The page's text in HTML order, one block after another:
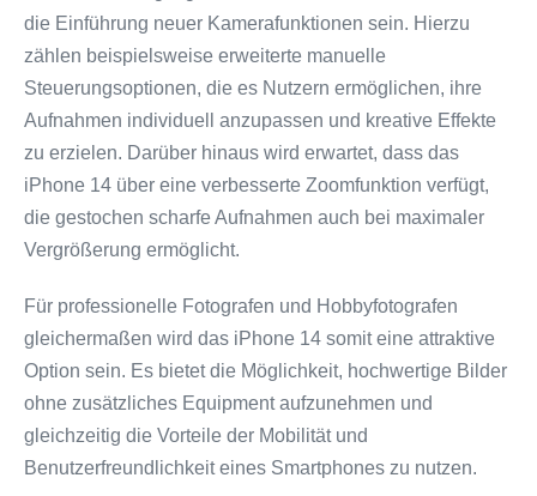
die Einführung neuer Kamerafunktionen sein. Hierzu
zählen beispielsweise erweiterte manuelle
Steuerungsoptionen, die es Nutzern ermöglichen, ihre
Aufnahmen individuell anzupassen und kreative Effekte
zu erzielen. Darüber hinaus wird erwartet, dass das
iPhone 14 über eine verbesserte Zoomfunktion verfügt,
die gestochen scharfe Aufnahmen auch bei maximaler
Vergrößerung ermöglicht.
Für professionelle Fotografen und Hobbyfotografen
gleichermaßen wird das iPhone 14 somit eine attraktive
Option sein. Es bietet die Möglichkeit, hochwertige Bilder
ohne zusätzliches Equipment aufzunehmen und
gleichzeitig die Vorteile der Mobilität und
Benutzerfreundlichkeit eines Smartphones zu nutzen.